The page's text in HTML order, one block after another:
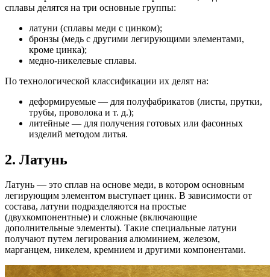
сплавы делятся на три основные группы:
латуни (сплавы меди с цинком);
бронзы (медь с другими легирующими элементами,
кроме цинка);
медно-никелевые сплавы.
По технологической классификации их делят на:
деформируемые — для полуфабрикатов (листы, прутки,
трубы, проволока и т. д.);
литейные — для получения готовых или фасонных
изделий методом литья.
2. Латунь
Латунь — это сплав на основе меди, в котором основным
легирующим элементом выступает цинк. В зависимости от
состава, латуни подразделяются на простые
(двухкомпонентные) и сложные (включающие
дополнительные элементы). Такие специальные латуни
получают путем легирования алюминием, железом,
марганцем, никелем, кремнием и другими компонентами.